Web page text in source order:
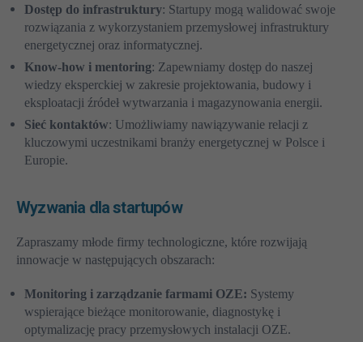
Dostęp do infrastruktury: Startupy mogą walidować swoje
rozwiązania z wykorzystaniem przemysłowej infrastruktury
energetycznej oraz informatycznej.
Know-how i mentoring: Zapewniamy dostęp do naszej
wiedzy eksperckiej w zakresie projektowania, budowy i
eksploatacji źródeł wytwarzania i magazynowania energii.
Sieć kontaktów: Umożliwiamy nawiązywanie relacji z
kluczowymi uczestnikami branży energetycznej w Polsce i
Europie.
Wyzwania dla startupów
Zapraszamy młode firmy technologiczne, które rozwijają
innowacje w następujących obszarach:
Monitoring i zarządzanie farmami OZE: Systemy
wspierające bieżące monitorowanie, diagnostykę i
optymalizację pracy przemysłowych instalacji OZE.